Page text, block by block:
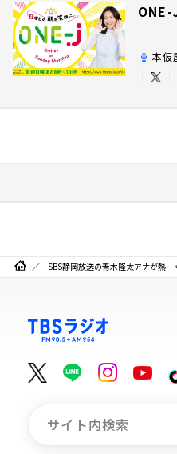
ONE-
本仮
SBS静岡放送の青木隆太アナが熱ー